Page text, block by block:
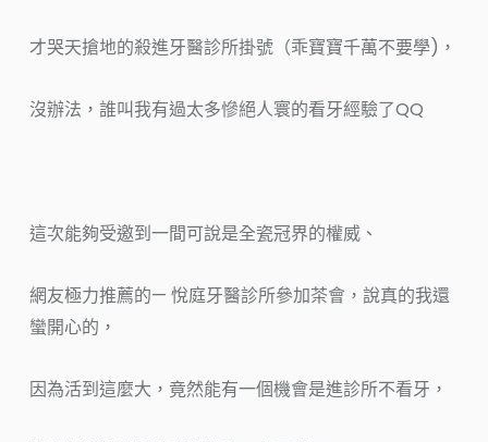
才哭天搶地的殺進牙醫診所掛號（乖寶寶千萬不要學)，
沒辦法，誰叫我有過太多慘絕人寰的看牙經驗了QQ
這次能夠受邀到一間可說是全瓷冠界的權威、
網友極力推薦的— 悅庭牙醫診所參加茶會，說真的我還
蠻開心的，
因為活到這麼大，竟然能有一個機會是進診所不看牙，